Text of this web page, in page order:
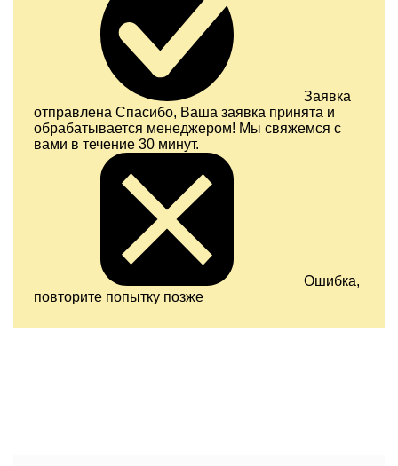
Заявка
отправлена Спасибо, Ваша заявка принята и
обрабатывается менеджером! Мы свяжемся с
вами в течение 30 минут.
Ошибка,
повторите попытку позже